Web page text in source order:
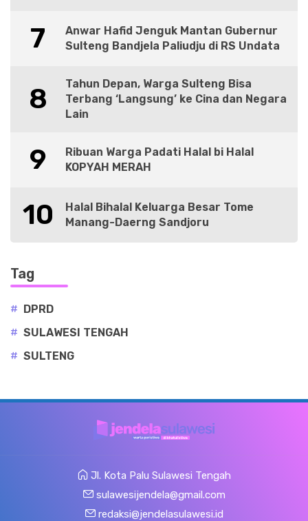
7
Anwar Hafid Jenguk Mantan Gubernur
Sulteng Bandjela Paliudju di RS Undata
8
Tahun Depan, Warga Sulteng Bisa
Terbang ‘Langsung’ ke Cina dan Negara
Lain
9
Ribuan Warga Padati Halal bi Halal
KOPYAH MERAH
10
Halal Bihalal Keluarga Besar Tome
Manang-Daerng Sandjoru
Tag
# DPRD
# SULAWESI TENGAH
# SULTENG
Jl. Kota Palu Sulawesi Tengah
sulawesijendela@gmail.com
redaksi@jendelasulawesi.id